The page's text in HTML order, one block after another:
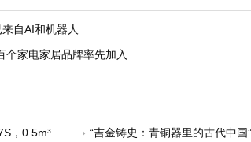
自AI和机器人
个家电家居品牌率先加入
庭健康洗护
“吉金铸史：青铜器里的古代中